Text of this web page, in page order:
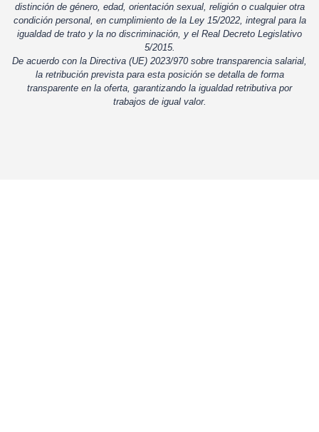
distinción de género, edad, orientación sexual, religión o cualquier otra
condición personal, en cumplimiento de la Ley 15/2022, integral para la
igualdad de trato y la no discriminación, y el Real Decreto Legislativo
5/2015.
De acuerdo con la Directiva (UE) 2023/970 sobre transparencia salarial,
la retribución prevista para esta posición se detalla de forma
transparente en la oferta, garantizando la igualdad retributiva por
trabajos de igual valor.